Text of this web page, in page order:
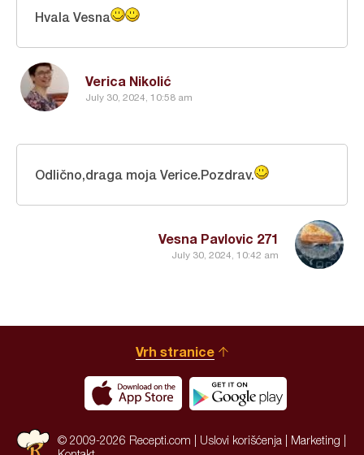
Verica Nikolić
July 30, 2024, 10:58 am
Hvala Vesna
Vesna Pavlovic 271
July 30, 2024, 10:42 am
Odlično,draga moja Verice.Pozdrav.
Vrh stranice
© 2009-2026 Recepti.com | Uslovi korišćenja Marketing